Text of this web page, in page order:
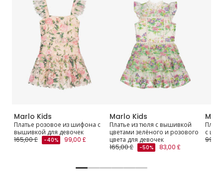
Marlo Kids
Платье розовое из шифона с
вышивкой для девочек
165,00 £
-40% 99,00 £
Marlo Kids
Платье из тюля с вышивкой
цветами зелёного и розового
цвета для девочек
165,00 £
-50% 83,00 £
с
99,00